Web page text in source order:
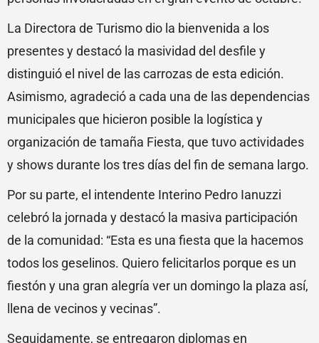
La Directora de Turismo dio la bienvenida a los
presentes y destacó la masividad del desfile y
distinguió el nivel de las carrozas de esta edición.
Asimismo, agradeció a cada una de las dependencias
municipales que hicieron posible la logística y
organización de tamaña Fiesta, que tuvo actividades
y shows durante los tres días del fin de semana largo.
Por su parte, el intendente Interino Pedro Ianuzzi
celebró la jornada y destacó la masiva participación
de la comunidad: “Esta es una fiesta que la hacemos
todos los geselinos. Quiero felicitarlos porque es un
fiestón y una gran alegría ver un domingo la plaza así,
llena de vecinos y vecinas”.
Seguidamente, se entregaron diplomas en